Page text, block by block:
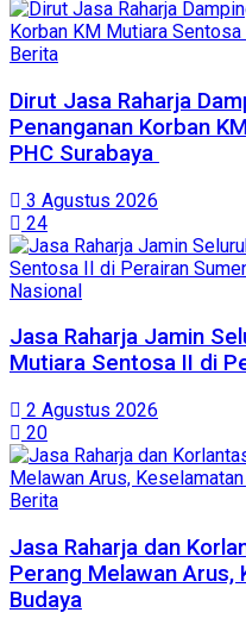
Berita
Dirut Jasa Raharja
Penanganan Korban
PHC Surabaya
3 Agustus 2026
24
Nasional
Jasa Raharja Jamin
Mutiara Sentosa II di
2 Agustus 2026
20
Berita
Jasa Raharja dan
Perang Melawan Arus,
Budaya